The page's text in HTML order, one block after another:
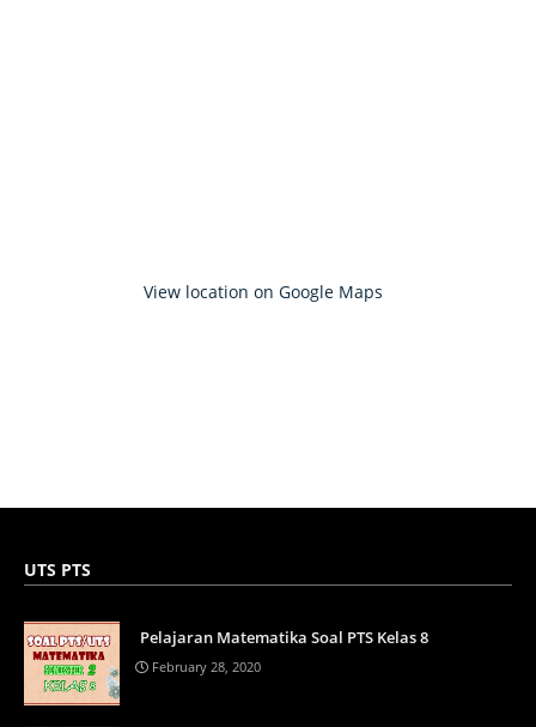
View location on Google Maps
UTS PTS
Pelajaran Matematika Soal PTS Kelas 8
February 28, 2020